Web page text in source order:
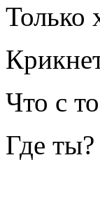
Только
Что с
Где